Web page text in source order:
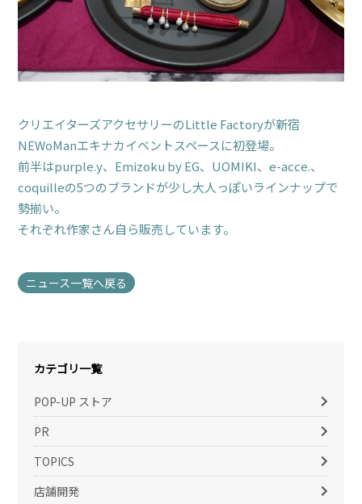
クリエイターズアクセサリーのLittle Factoryが新宿
NEWoManエキナカイベントスペースに初登場。
前半はpurple.y、Emizoku by EG、UOMIKI、e-acce.、
coquilleの5つのブランドが少し大人っぽいラインナップで
勢揃い。
それぞれ作家さん自ら販売しています。
ニュース一覧へ戻る
カテゴリ一覧
POP-UP ストア
PR
TOPICS
店舗開発